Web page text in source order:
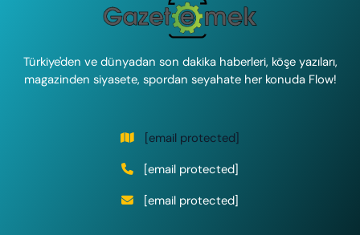
Türkiye'den ve dünyadan son dakika haberleri, köşe yazıları,
magazinden siyasete, spordan seyahate her konuda Flow!
[email protected]
[email protected]
[email protected]